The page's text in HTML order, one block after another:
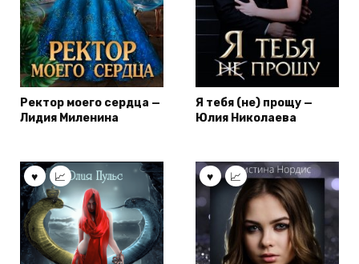
Ректор моего сердца —
Лидия Миленина
Я тебя (не) прощу —
Юлия Николаева